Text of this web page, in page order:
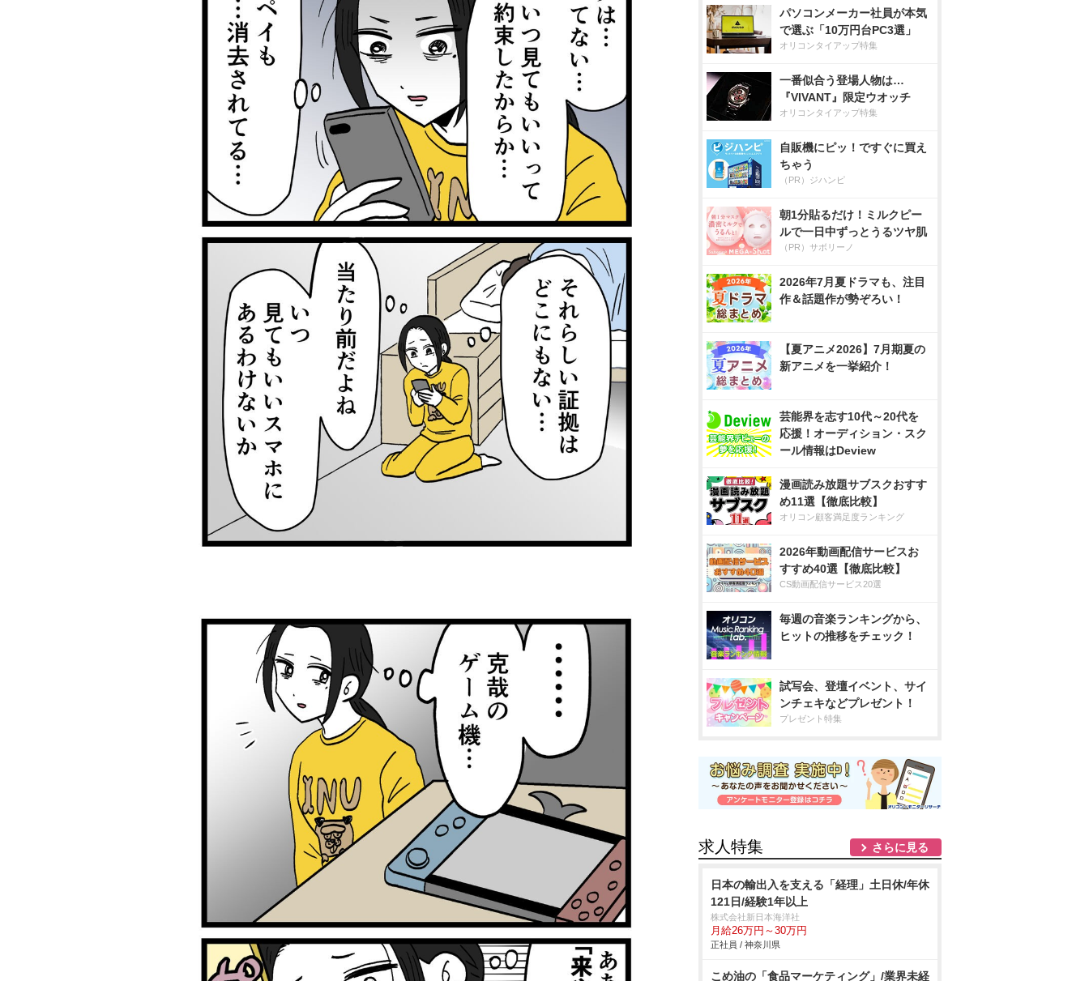
パソコンメーカー社員が本気
で選ぶ「10万円台PC3選」
オリコンタイアップ特集
一番似合う登場人物は…
『VIVANT』限定ウオッチ
オリコンタイアップ特集
自販機にピッ！ですぐに買え
ちゃう
（PR）ジハンピ
朝1分貼るだけ！ミルクピー
ルで一日中ずっとうるツヤ肌
（PR）サボリーノ
2026年7月夏ドラマも、注目
作＆話題作が勢ぞろい！
【夏アニメ2026】7月期夏の
新アニメを一挙紹介！
芸能界を志す10代～20代を
応援！オーディション・スク
ール情報はDeview
漫画読み放題サブスクおすす
め11選【徹底比較】
オリコン顧客満足度ランキング
2026年動画配信サービスお
すすめ40選【徹底比較】
CS動画配信サービス20選
毎週の音楽ランキングから、
ヒットの推移をチェック！
試写会、登壇イベント、サイ
ンチェキなどプレゼント！
プレゼント特集
求人特集 さらに見る
日本の輸出入を支える「経理」土日休/年休
121日/経験1年以上
株式会社新日本海洋社
月給26万円～30万円
正社員 / 神奈川県
こめ油の「食品マーケティング」/業界未経